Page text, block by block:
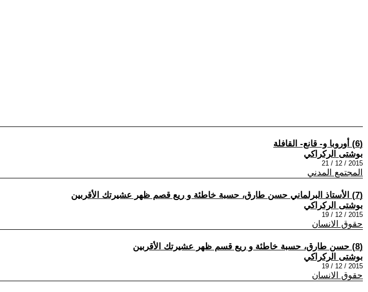
(6) أوروبا و- قانع- القافلة
بوشتى الركراكي
2015 / 12 / 21
المجتمع المدني
(7) الأستاذ البرلماني حسن طارق، حسبة خاطئة و ريع قصم ظهر عشيرتك الأقربين
بوشتى الركراكي
2015 / 12 / 19
حقوق الانسان
(8) حسن طارق، حسبة خاطئة و ريع قسم ظهر عشيرتك الأقربين
بوشتى الركراكي
2015 / 12 / 19
حقوق الانسان